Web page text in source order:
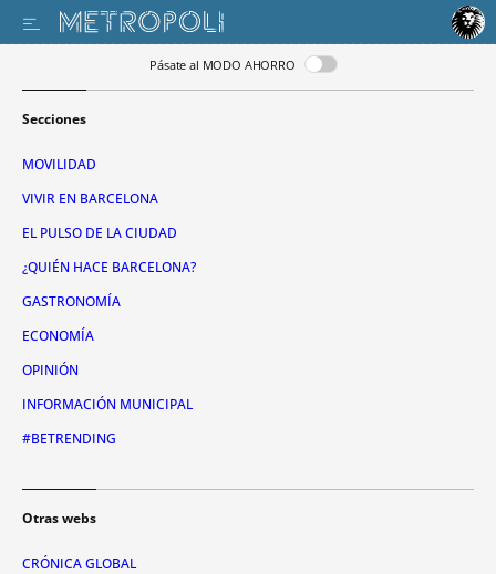
Pásate al MODO AHORRO
Secciones
MOVILIDAD
VIVIR EN BARCELONA
EL PULSO DE LA CIUDAD
¿QUIÉN HACE BARCELONA?
GASTRONOMÍA
ECONOMÍA
OPINIÓN
INFORMACIÓN MUNICIPAL
#BETRENDING
Otras webs
CRÓNICA GLOBAL